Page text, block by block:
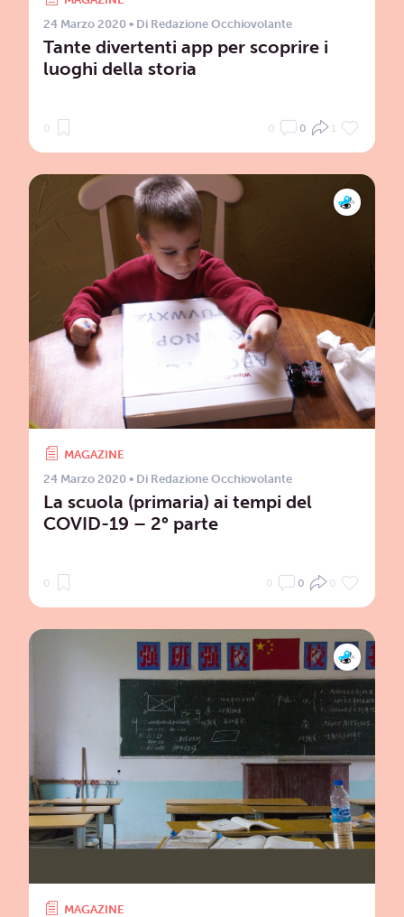
24 Marzo 2020 • Di Redazione Occhiovolante
Tante divertenti app per scoprire i
luoghi della storia
0 0 0 1
MAGAZINE
24 Marzo 2020 • Di Redazione Occhiovolante
La scuola (primaria) ai tempi del
COVID-19 – 2° parte
0 0 0 0
MAGAZINE